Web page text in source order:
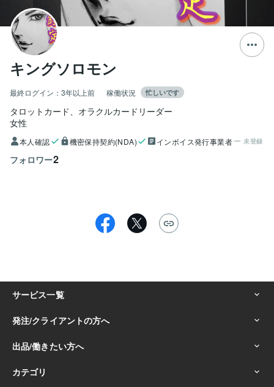
キングソロモン
最終ログイン： 3年以上前 稼働状況 忙しいです
タロットカード、オラクルカードリーダー
女性
本人確認 機密保持契約(NDA) インボイス発行事業者 未登録
フォロワー2